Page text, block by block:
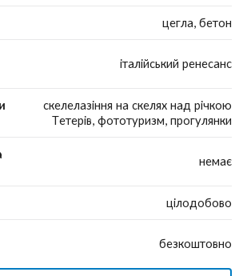
цегла, бетон
італійський ренесанс
скелелазіння на скелях над річкою
Тетерів, фототуризм, прогулянки
немає
цілодобово
безкоштовно